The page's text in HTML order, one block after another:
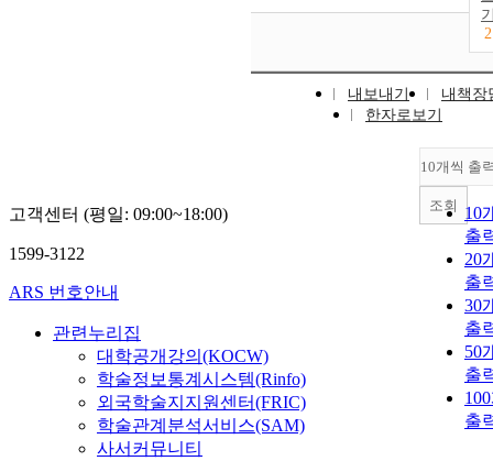
2
내보내기
내책장
한자로보기
10개씩 출
10
출
20
출
30
출
50
출
출
조회
고객센터 (평일: 09:00~18:00)
1599-3122
ARS 번호안내
관련누리집
대학공개강의(KOCW)
학술정보통계시스템(Rinfo)
외국학술지지원센터(FRIC)
학술관계분석서비스(SAM)
사서커뮤니티